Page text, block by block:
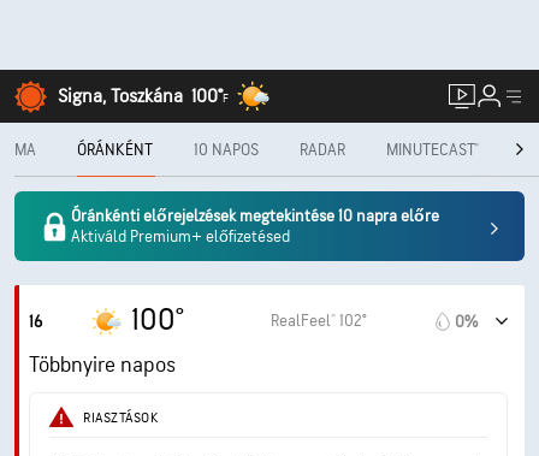
Signa, Toszkána 100°F
MA ÓRÁNKÉNT 10 NAPOS RADAR MINUTECAST®
Óránkénti előrejelzések megtekintése 10 napra előre
Aktiváld Premium+ előfizetésed
16 100° RealFeel® 102° 0%
Többnyire napos
RIASZTÁSOK